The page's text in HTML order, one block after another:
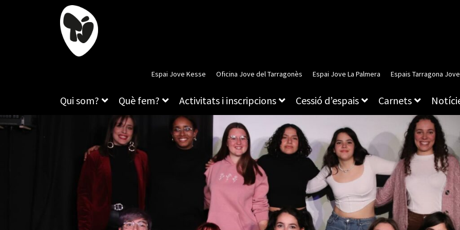
Espai Jove Kesse Oficina Jove del Tarragonès Espai Jove La Palmera Espais Tarragona Jove
Qui som? Què fem? Activitats i inscripcions Cessió d’espais Carnets